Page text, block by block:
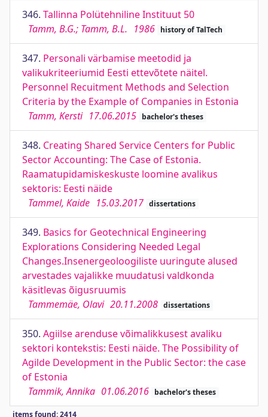
346. Tallinna Polütehniline Instituut 50
Tamm, B.G.; Tamm, B.L. 1986 history of TalTech
347. Personali värbamise meetodid ja
valikukriteeriumid Eesti ettevõtete näitel.
Personnel Recuitment Methods and Selection
Criteria by the Example of Companies in Estonia
Tamm, Kersti 17.06.2015 bachelor's theses
348. Creating Shared Service Centers for Public
Sector Accounting: The Case of Estonia.
Raamatupidamiskeskuste loomine avalikus
sektoris: Eesti näide
Tammel, Kaide 15.03.2017 dissertations
349. Basics for Geotechnical Engineering
Explorations Considering Needed Legal
Changes.Insenergeoloogiliste uuringute alused
arvestades vajalikke muudatusi valdkonda
käsitlevas õigusruumis
Tammemäe, Olavi 20.11.2008 dissertations
350. Agiilse arenduse võimalikkusest avaliku
sektori kontekstis: Eesti näide. The Possibility of
Agilde Development in the Public Sector: the case
of Estonia
Tammik, Annika 01.06.2016 bachelor's theses
items found: 2414